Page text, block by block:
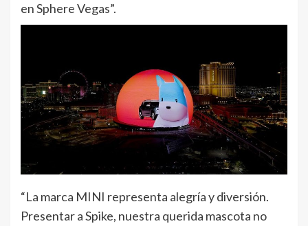
en Sphere Vegas”.
“La marca MINI representa alegría y diversión.
Presentar a Spike, nuestra querida mascota no